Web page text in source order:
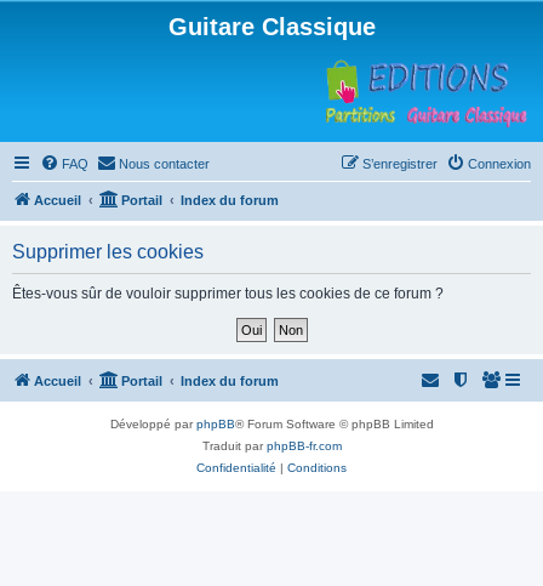
Guitare Classique
FAQ Nous contacter Connexion
S’enregistrer
Accueil Portail Index du forum
Supprimer les cookies
Êtes-vous sûr de vouloir supprimer tous les cookies de ce forum ?
Accueil Portail Index du forum
Développé parphpBB® Forum Software © phpBB Limited
Traduit parphpBB-fr.com
Confidentialité | Conditions